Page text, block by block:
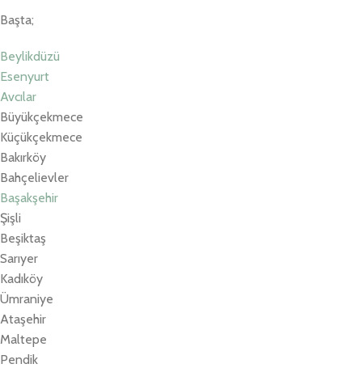
Başta;
Beylikdüzü
Esenyurt
Avcılar
Büyükçekmece
Küçükçekmece
Bakırköy
Bahçelievler
Başakşehir
Şişli
Beşiktaş
Sarıyer
Kadıköy
Ümraniye
Ataşehir
Maltepe
Pendik